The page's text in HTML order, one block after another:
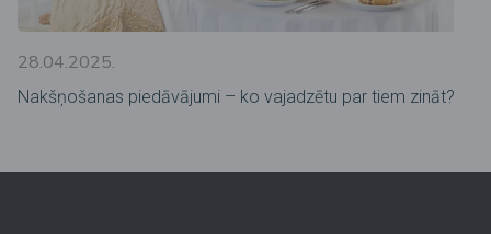
28.04.2025.
Nakšņošanas piedāvājumi – ko vajadzētu par tiem zināt?